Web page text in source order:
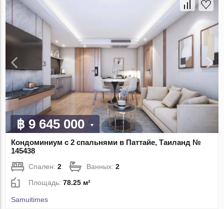
฿ 9 645 000
Кондоминиум с 2 спальнями в Паттайе, Таиланд №
145438
Спален:2 Ванных:2
Площадь:78.25 м²
Samuitimes